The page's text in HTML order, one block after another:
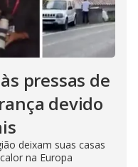
pressas de
devido
deixam suas casas
na Europa